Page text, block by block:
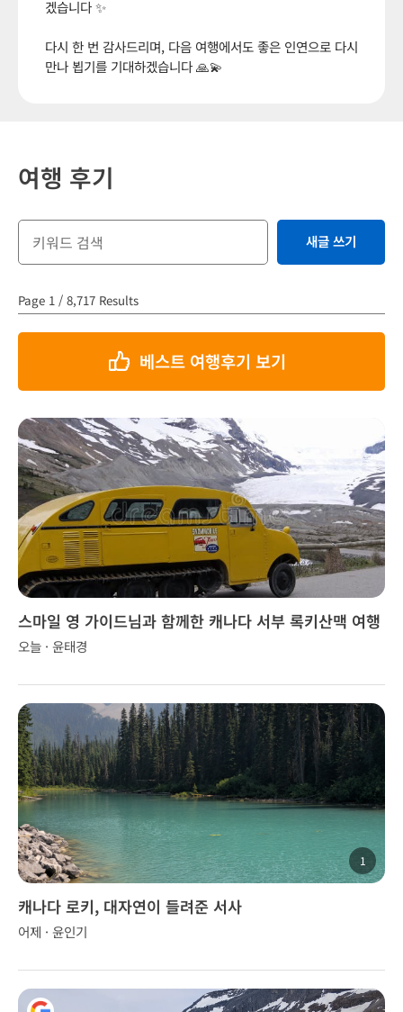
겠습니다 ✨
다시 한 번 감사드리며, 다음 여행에서도 좋은 인연으로 다시
만나 뵙기를 기대하겠습니다 🙏💫
여행 후기
새글 쓰기
Page 1 / 8,717 Results
베스트 여행후기 보기
스마일 영 가이드님과 함께한 캐나다 서부 록키산맥 여행
오늘 · 윤태경
1
캐나다 로키, 대자연이 들려준 서사
어제 · 윤인기